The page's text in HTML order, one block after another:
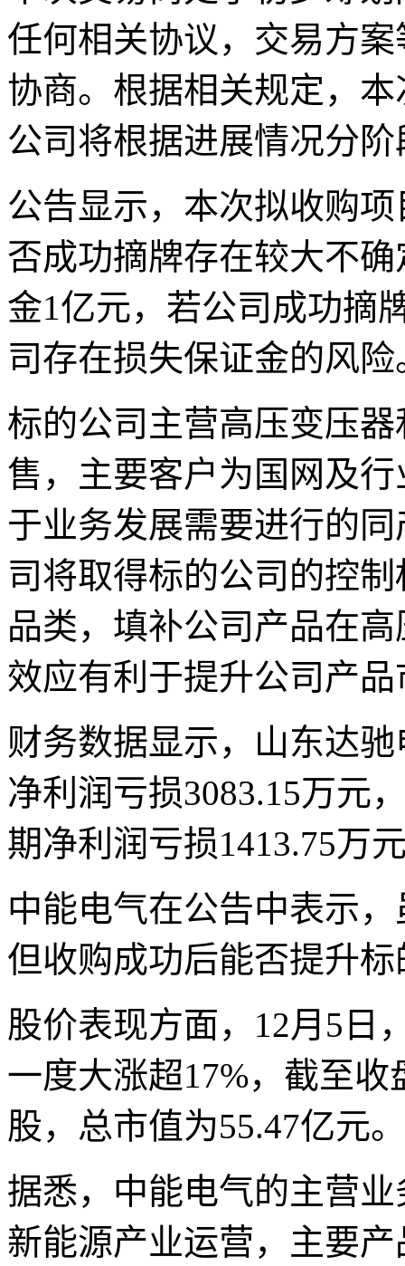
任何相关协议，交易方
协商。根据相关规定，
公司将根据进展情况分
公告显示，本次拟收购
否成功摘牌存在较大不
金1亿元，若公司成功摘
司存在损失保证金的风险
标的公司主营高压变压
售，主要客户为国网及
于业务发展需要进行的
司将取得标的公司的控
品类，填补公司产品在
效应有利于提升公司产
财务数据显示，山东达
净利润亏损3083.15万元
期净利润亏损1413.75万
中能电气在公告中表示
但收购成功后能否提升
股价表现方面，12月5日
一度大涨超17%，截至收
股，总市值为55.47亿元。
据悉，中能电气的主营
新能源产业运营，主要